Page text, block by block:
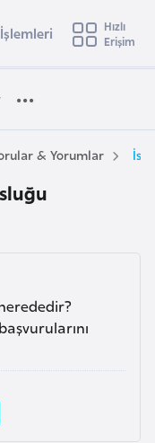
e
t
Hızlı
Erişim
& Yorumlar